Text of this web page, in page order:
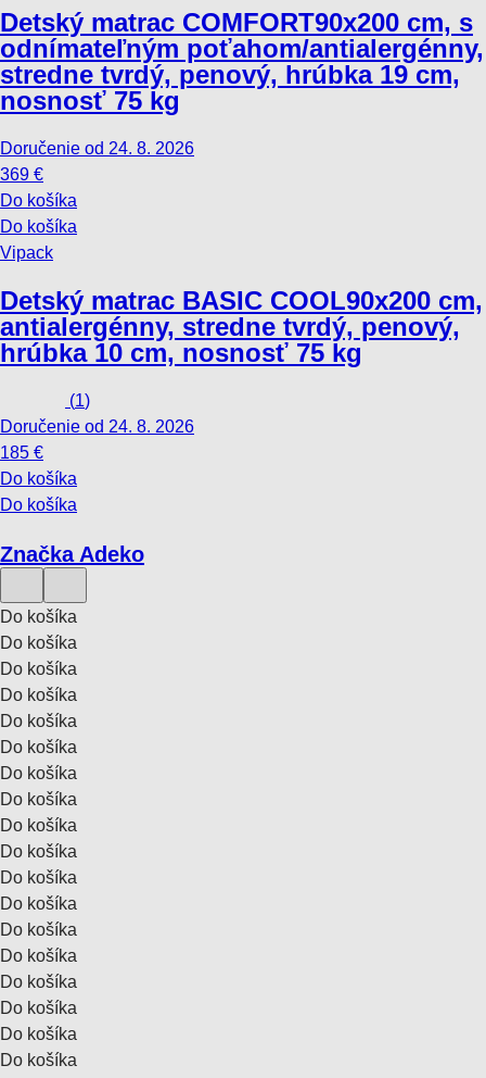
Detský matrac COMFORT90x200 cm, s
odnímateľným poťahom/antialergénny,
stredne tvrdý, penový, hrúbka 19 cm,
nosnosť 75 kg
Doručenie od 24. 8. 2026
369 €
Do košíka
Do košíka
Vipack
Detský matrac BASIC COOL90x200 cm,
antialergénny, stredne tvrdý, penový,
hrúbka 10 cm, nosnosť 75 kg
(1)
Doručenie od 24. 8. 2026
185 €
Do košíka
Do košíka
Značka Adeko
Do košíka
Do košíka
Do košíka
Do košíka
Do košíka
Do košíka
Do košíka
Do košíka
Do košíka
Do košíka
Do košíka
Do košíka
Do košíka
Do košíka
Do košíka
Do košíka
Do košíka
Do košíka